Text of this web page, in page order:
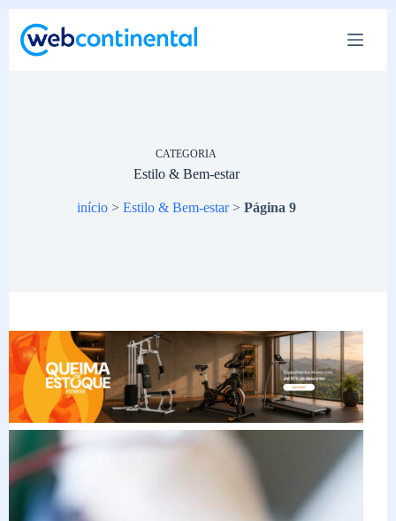
para
CATEGORIA
Estilo & Bem-estar
início> Estilo & Bem-estar> Página 9